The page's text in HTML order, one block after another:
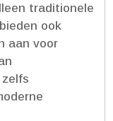
traditionele
ook
aan voor